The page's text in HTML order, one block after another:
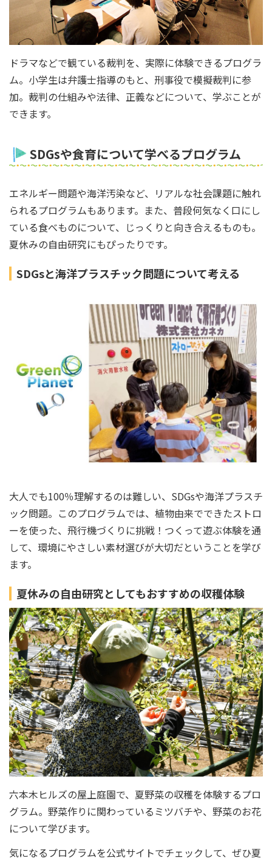
ドラマなどで観ている裁判を、実際に体験できるプログラ
ム。小学生は弁護士指導のもと、刑事役で模擬裁判に参
加。裁判の仕組みや法律、正義などについて、学ぶことが
できます。
SDGsや食育について学べるプログラム
エネルギー問題や海洋汚染など、リアルな社会課題に触れ
られるプログラムもあります。また、普段何気なく口にし
ている食べものについて、じっくりと向き合えるものも。
夏休みの自由研究にもぴったりです。
SDGsと海洋プラスチック問題について考える
大人でも100％理解するのは難しい、SDGsや海洋プラスチ
ック問題。このプログラムでは、植物由来でできたストロ
ーを使った、飛行機づくりに挑戦！つくって遊ぶ体験を通
して、環境にやさしい素材選びが大切だということを学び
ます。
夏休みの自由研究としてもおすすめの収穫体験
六本木ヒルズの屋上庭園で、夏野菜の収穫を体験するプロ
グラム。野菜作りに関わっているミツバチや、野菜のお花
について学びます。
気になるプログラムを公式サイトでチェックして、ぜひ夏